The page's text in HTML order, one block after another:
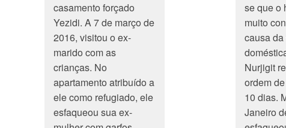
casamento forçado
Yezidi. A 7 de março de
2016, visitou o ex-
marido com as
crianças. No
apartamento atribuído a
ele como refugiado, ele
esfaqueou sua ex-
se que o
muito
causa
Nurjigit
ordem
10 dias.
Janeiro